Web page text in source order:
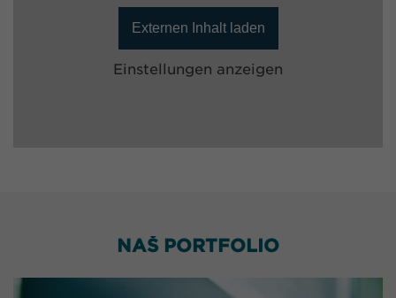
Externen Inhalt laden
Einstellungen anzeigen
NAŠ PORTFOLIO